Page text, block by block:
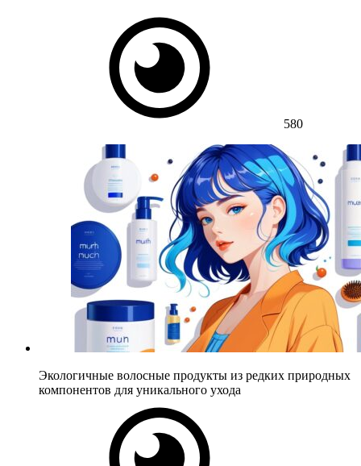
580
Экологичные волосные продукты из редких природных
компонентов для уникального ухода